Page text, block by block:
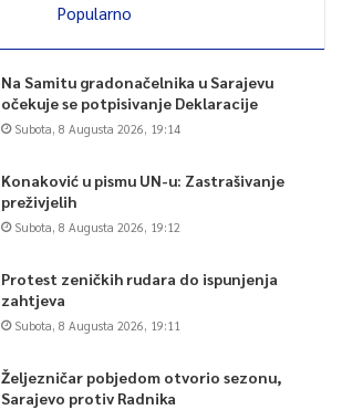
Popularno
Na Samitu gradonačelnika u Sarajevu
očekuje se potpisivanje Deklaracije
Subota, 8 Augusta 2026, 19:14
Konaković u pismu UN-u: Zastrašivanje
preživjelih
Subota, 8 Augusta 2026, 19:12
Protest zeničkih rudara do ispunjenja
zahtjeva
Subota, 8 Augusta 2026, 19:11
Željezničar pobjedom otvorio sezonu,
Sarajevo protiv Radnika